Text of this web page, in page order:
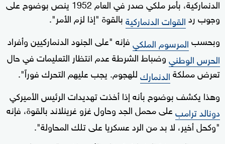
الدنماركية، بأمر ملكي صدر في العام 1952 ينص بوضوح على
وجوب ردالقوات الدنماركيةبالقوة "إذا لزم الأمر".
وبحسبالمرسوم الملكيفإنه "على الجنود الدنماركيين وأفراد
الحرس الوطنيوضباط الشرطة عدم انتظار التعليمات في حال
تعرض مملكةالدنماركللهجوم. يجب عليهم التحرك فوراً".
وهذا يكشف بوضوح بأنه إذا أخذت تهديدات الرئيس الأميركي
دونالد ترامبعلى محمل الجد وحاول غزو غرينلاند بالقوة، فإنه
"وكحل أخير، لا بد من الرد عسكريا على تلك المحاولة".